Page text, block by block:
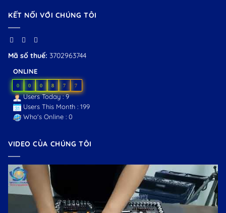
KẾT NỐI VỚI CHÚNG TÔI
Mã số thuế: 3702963744
ONLINE
0 0 0 8 7 7
Users Today : 9
Users This Month : 199
Who's Online : 0
VIDEO CỦA CHÚNG TÔI